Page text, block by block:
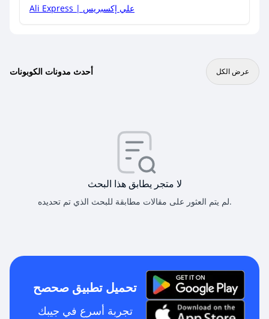
Ali Express | علي إكسبريس
أحدث مدونات الكوبونات عرض الكل
لا متجر يطابق هذا البحث
لم يتم العثور على مقالات مطابقة للبحث الذي تم تحديده.
تحميل تطبيق صحصح
تجربة أسرع في جيبك